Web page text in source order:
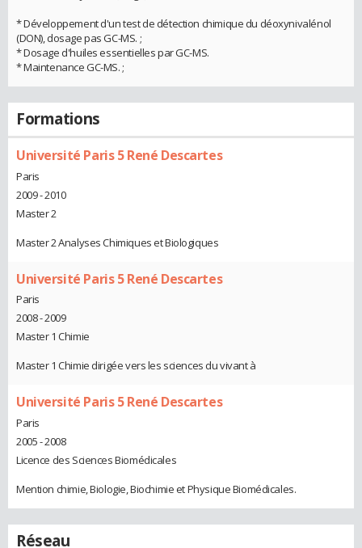
* Développement d'un test de détection chimique du déoxynivalénol
(DON), dosage pas GC-MS. ;
* Dosage d'huiles essentielles par GC-MS.
* Maintenance GC-MS. ;
Formations
Université Paris 5 René Descartes
Paris
2009 - 2010
Master 2
Master 2 Analyses Chimiques et Biologiques
Université Paris 5 René Descartes
Paris
2008 - 2009
Master 1 Chimie
Master 1 Chimie dirigée vers les sciences du vivant à
Université Paris 5 René Descartes
Paris
2005 - 2008
Licence des Sciences Biomédicales
Mention chimie, Biologie, Biochimie et Physique Biomédicales.
Réseau